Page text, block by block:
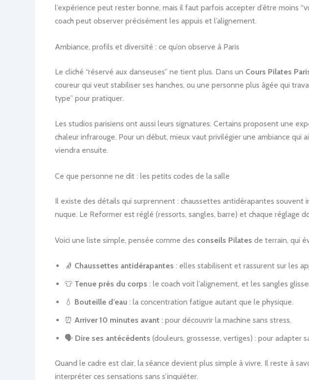
l’expérience peut rester bonne, mais il faut parfois accepter d’être moins
coach peut observer précisément les appuis et l’alignement.
Ambiance, profils et diversité : ce qu’on observe à Paris
Le cliché “réservé aux danseuses” ne tient plus. Dans un Cours Pilates
coureur qui veut stabiliser ses hanches, ou une personne plus âgée qui
type” pour pratiquer.
Les studios parisiens ont aussi leurs signatures. Certains proposent une
chaleur infrarouge. Pour un début, mieux vaut privilégier une ambiance
viendra ensuite.
Ce que personne ne dit : les petits codes de la salle
Il existe des détails qui surprennent : chaussettes antidérapantes souvent
nuque. Le Reformer est réglé (ressorts, sangles, barre) et chaque réglage
Voici une liste simple, pensée comme des conseils Pilates de terrain, qui
🧦 Chaussettes antidérapantes : elles stabilisent et rassurent sur les
👕 Tenue près du corps : le coach voit l’alignement, et les sangles
💧 Bouteille d’eau : la concentration fatigue autant que le physique.
⏰ Arriver 10 minutes avant : pour découvrir la machine sans stress.
🗣️ Dire ses antécédents (douleurs, grossesse, vertiges) : pour adapter
Quand le cadre est clair, la séance devient plus simple à vivre. Il reste à
interpréter ces sensations sans s’inquiéter.